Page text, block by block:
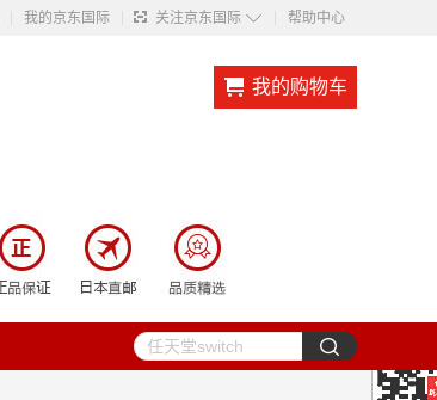
我的京东国际 关注京东国际 ◇ 帮助中心
我的购物车